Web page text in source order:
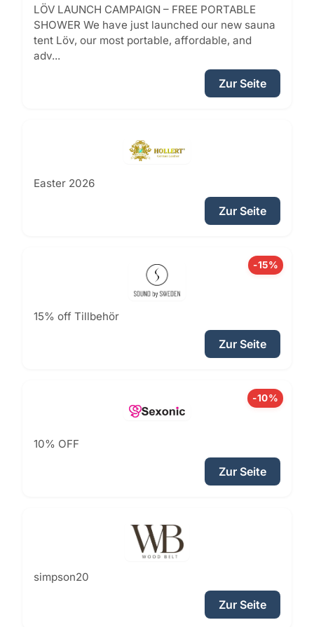
LÖV LAUNCH CAMPAIGN – FREE PORTABLE
SHOWER We have just launched our new sauna
tent Löv, our most portable, affordable, and
adv...
Zur Seite
Easter 2026
Zur Seite
-15%
15% off Tillbehör
Zur Seite
-10%
10% OFF
Zur Seite
simpson20
Zur Seite